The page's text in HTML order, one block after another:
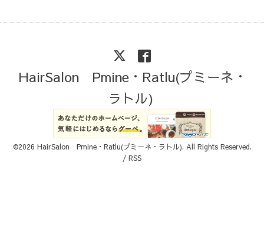
HairSalon Pmine・Ratlu(プミーネ・
ラトル)
©2026 HairSalon Pmine・Ratlu(プミーネ・ラトル). All Rights Reserved.
/ RSS